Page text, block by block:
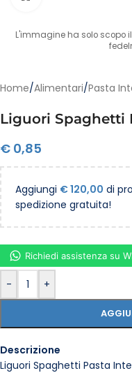
L'immagine ha solo scopo
Home/Alimentari/Pasta
Liguori Spaghetti
€ 0,85
Aggiungi €120,00 di
spedizione gratuita!
- +
Richiedi assistenza su
Descrizione
Liguori Spaghetti Pasta